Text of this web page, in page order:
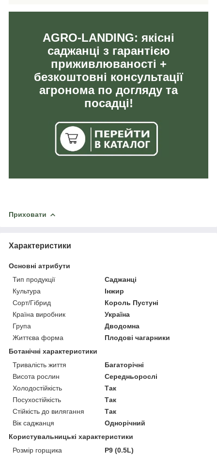
AGRO-LANDING: якісні
саджанці з гарантією
приживлюваності +
безкоштовні консультації
агронома по догляду та
посадці!
Приховати
Характеристики
Основні атрибути
Тип продукції
Саджанці
Культура
Інжир
Сорт/Гібрид
Король Пустуні
Країна виробник
Україна
Група
Дводомна
Життєва форма
Плодові чагарники
Ботанічні характеристики
Тривалість життя
Багаторічні
Висота рослин
Середньорослі
Холодостійкість
Так
Посухостійкість
Так
Стійкість до вилягання
Так
Вік саджанця
Однорічний
Користувальницькі характеристики
Розмір горщика
P9 (0.5L)